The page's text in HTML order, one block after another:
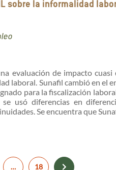
sobre la informalidad
evaluación de impacto
laboral. Sunafil cambió en
para la fiscalización
usó diferencias en
Se encuentra que
… 18